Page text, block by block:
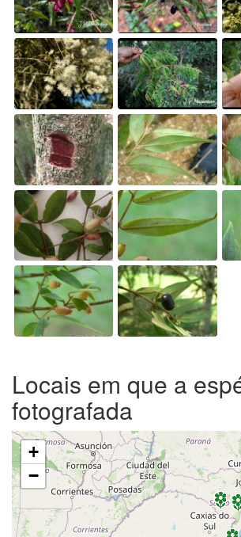
Locais em que a
fotografada
+
−